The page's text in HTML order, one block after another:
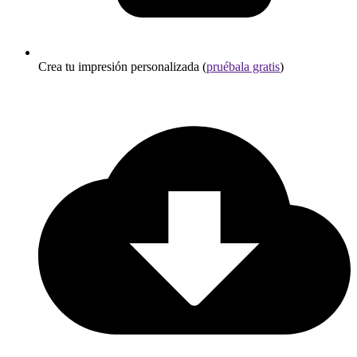
Crea tu impresión personalizada (pruébala gratis)